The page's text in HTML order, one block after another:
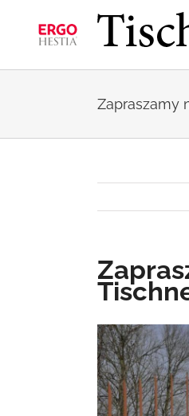
zawartości
Zapraszamy
Pokaż
większy
obrazek